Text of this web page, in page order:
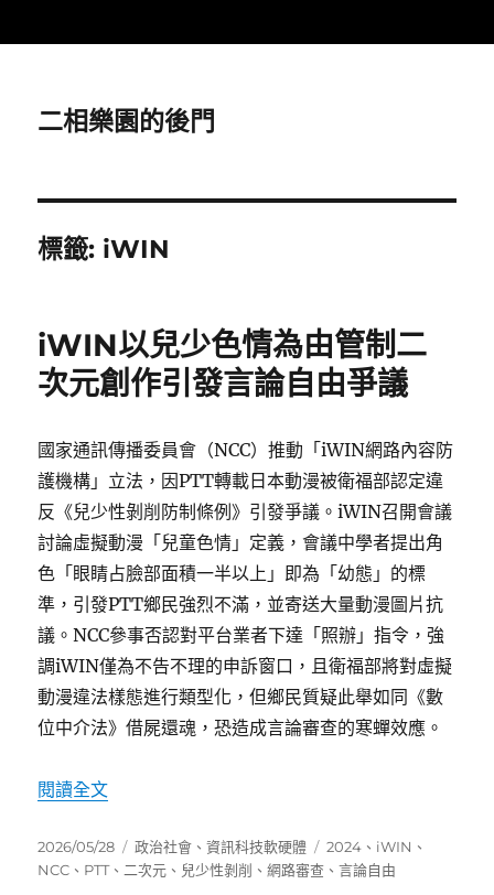
二相樂園的後門
標籤: iWIN
iWIN以兒少色情為由管制二
次元創作引發言論自由爭議
國家通訊傳播委員會（NCC）推動「iWIN網路內容防
護機構」立法，因PTT轉載日本動漫被衛福部認定違
反《兒少性剝削防制條例》引發爭議。iWIN召開會議
討論虛擬動漫「兒童色情」定義，會議中學者提出角
色「眼睛占臉部面積一半以上」即為「幼態」的標
準，引發PTT鄉民強烈不滿，並寄送大量動漫圖片抗
議。NCC參事否認對平台業者下達「照辦」指令，強
調iWIN僅為不告不理的申訴窗口，且衛福部將對虛擬
動漫違法樣態進行類型化，但鄉民質疑此舉如同《數
位中介法》借屍還魂，恐造成言論審查的寒蟬效應。
閱讀全文〈iWIN以兒少色情為由管制二次元創作引發言論
發
佈
2026/05/28
分
類
政治社會 、資訊科技軟硬體
標
籤
2024 、 iWIN 、
NCC 、 PTT、 二次元 、 兒少性剝削 、網路審查 、言論自由